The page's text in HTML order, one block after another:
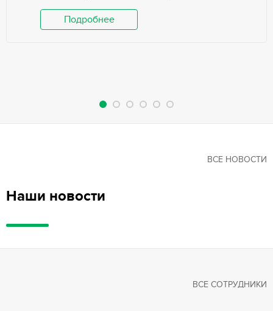
Подробнее
Наши новости
ВСЕ НОВОСТИ
ВСЕ СОТРУДНИКИ